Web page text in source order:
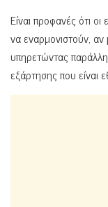
Είναι προφανές ότι
να εναρμονιστούν, αν
υπηρετώντας
εξάρτησης που είναι